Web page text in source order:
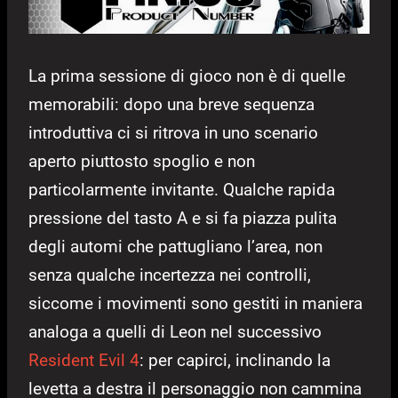
La prima sessione di gioco non è di quelle
memorabili: dopo una breve sequenza
introduttiva ci si ritrova in uno scenario
aperto piuttosto spoglio e non
particolarmente invitante. Qualche rapida
pressione del tasto A e si fa piazza pulita
degli automi che pattugliano l’area, non
senza qualche incertezza nei controlli,
siccome i movimenti sono gestiti in maniera
analoga a quelli di Leon nel successivo
Resident Evil 4: per capirci, inclinando la
levetta a destra il personaggio non cammina